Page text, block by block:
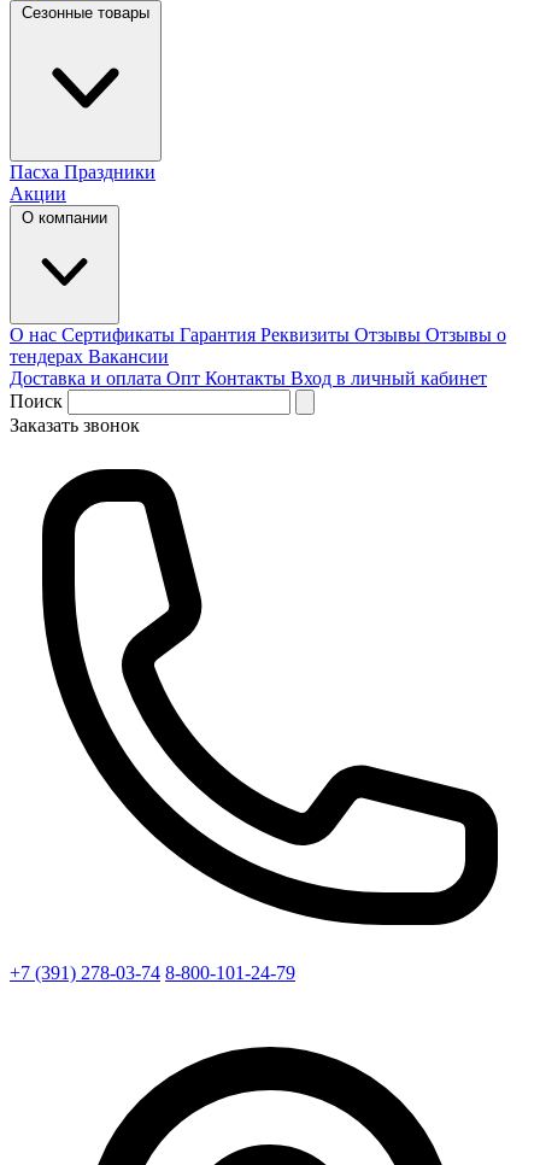
Сезонные товары
Пасха Праздники
Акции
О компании
О нас Сертификаты Гарантия Реквизиты Отзывы Отзывы о
тендерах Вакансии
Доставка и оплата Опт Контакты Вход в личный кабинет
Поиск
Заказать звонок
+7 (391) 278-03-74 8-800-101-24-79